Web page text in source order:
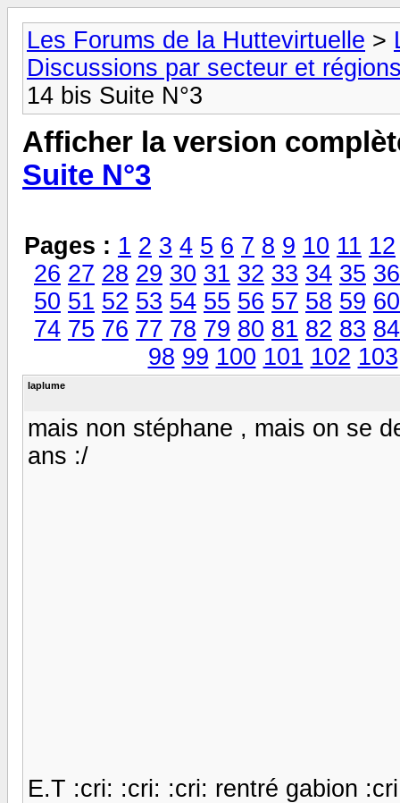
Les Forums de la Huttevirtuelle >
Discussions par secteur et
14 bis Suite N°3
Afficher la version
Suite N°3
Pages : 1 2 3 4 5 6 7 8 9 10 11 12
26 27 28 29 30 31 32 33 34 35 36
50 51 52 53 54 55 56 57 58 59 60
74 75 76 77 78 79 80 81 82 83 84
98 99 100 101 102 103
laplume
mais non stéphane , mais on se
ans :/
E.T :cri: :cri: :cri: rentré gabion